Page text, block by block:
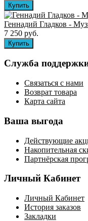
Геннадий Гладков -
7 250 руб.
Служба
Связаться с нами
Возврат товара
Карта сайта
Ваша выгода
Действующие
Накопительная
Партнёрская
Личный Кабинет
Личный Кабинет
История заказов
Закладки